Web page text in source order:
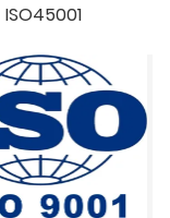
ISO45001